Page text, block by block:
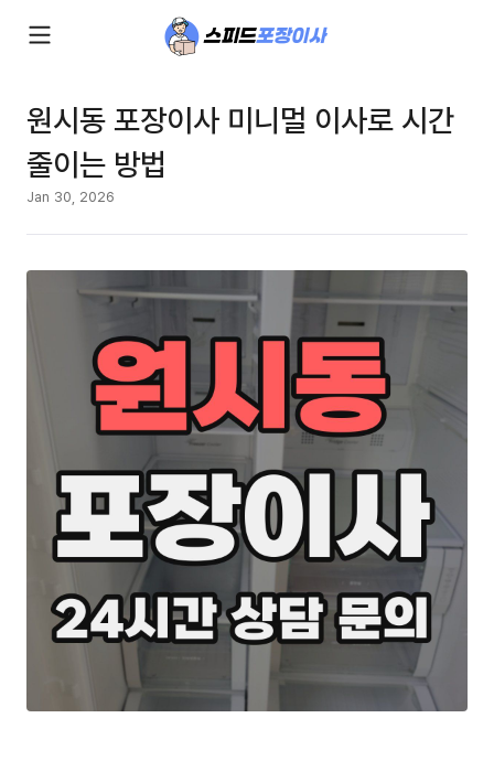
원시동 포장이사 미니멀 이사로 시간
줄이는 방법
Jan 30, 2026